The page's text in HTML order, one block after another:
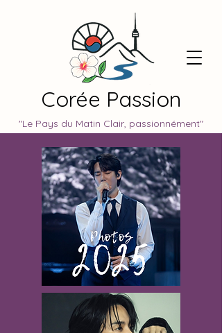
Corée Passion
"Le Pays du Matin Clair, passionnément"